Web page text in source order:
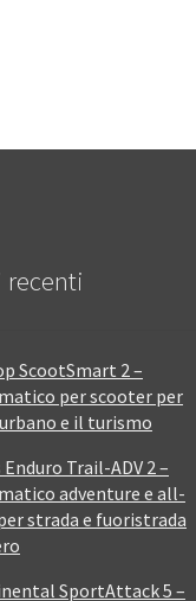
ScootSmart 2 –
per scooter per
urbano e il turismo
Trail-ADV 2 –
adventure e all-
strada e fuoristrada
SportAttack 5 –